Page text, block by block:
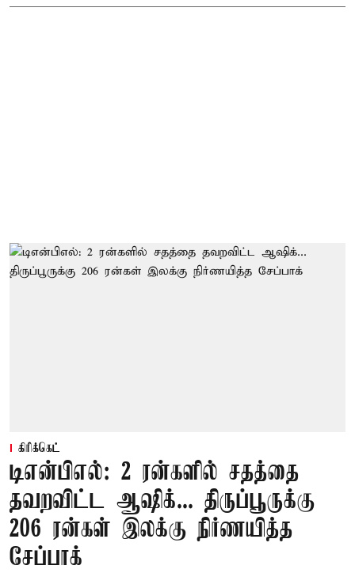
கிரிக்கெட்
டிஎன்பிஎல்: 2 ரன்களில் சதத்தை
தவறவிட்ட ஆஷிக்... திருப்பூருக்கு
206 ரன்கள் இலக்கு நிர்ணயித்த
சேப்பாக்